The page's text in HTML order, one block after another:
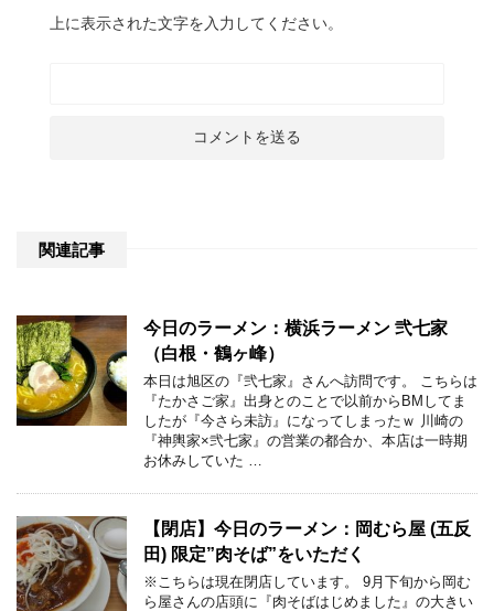
上に表示された文字を入力してください。
関連記事
今日のラーメン：横浜ラーメン 弐七家
（白根・鶴ヶ峰）
本日は旭区の『弐七家』さんへ訪問です。 こちらは
『たかさご家』出身とのことで以前からBMしてま
したが『今さら未訪』になってしまったｗ 川崎の
『神輿家×弐七家』の営業の都合か、本店は一時期
お休みしていた …
【閉店】今日のラーメン：岡むら屋 (五反
田) 限定”肉そば”をいただく
※こちらは現在閉店しています。 9月下旬から岡む
ら屋さんの店頭に『肉そばはじめました』の大きい